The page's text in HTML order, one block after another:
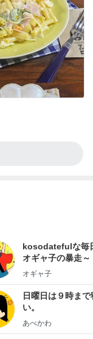
kosodatefulな毎
オギャ子の暴走～
オギャ子
日曜日は９時まで
い。
あべかわ